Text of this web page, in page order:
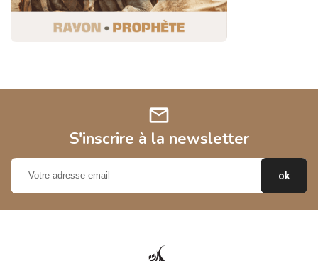
mail
S'inscrire à la newsletter